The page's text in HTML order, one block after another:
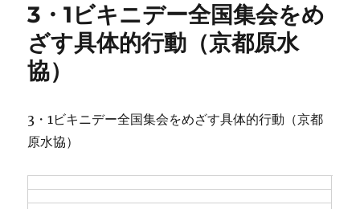
3・1ビキニデー全国集会をめ
ざす具体的行動（京都原水
協）
3・1ビキニデー全国集会をめざす具体的行動（京都
原水協）